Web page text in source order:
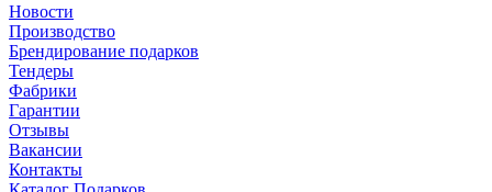
Новости
Производство
Брендирование подарков
Тендеры
Фабрики
Гарантии
Отзывы
Вакансии
Контакты